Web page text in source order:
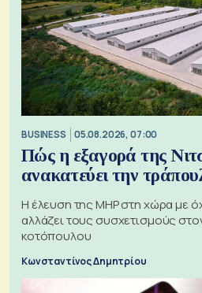
BUSINESS 05.08.2026, 07:00
Πώς η εξαγορά της
ανακατεύει την
H έλευση της MHP στη χώρα με
αλλάζει τους συσχετισμούς
κοτόπουλου
Κωνσταντίνος Δημητρίου